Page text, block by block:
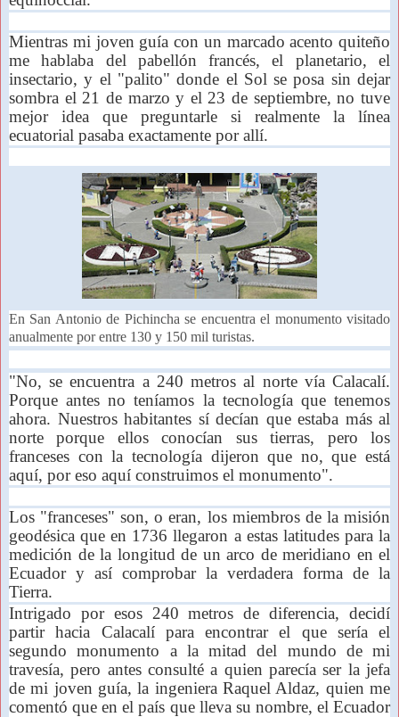
Mientras mi joven guía con un marcado acento quiteño
me hablaba del pabellón francés, el planetario, el
insectario, y el "palito" donde el Sol se posa sin dejar
sombra el 21 de marzo y el 23 de septiembre, no tuve
mejor idea que preguntarle si realmente la línea
ecuatorial pasaba exactamente por allí.
En San Antonio de Pichincha se encuentra el monumento visitado
anualmente por entre 130 y 150 mil turistas.
"No, se encuentra a 240 metros al norte vía Calacalí.
Porque antes no teníamos la tecnología que tenemos
ahora. Nuestros habitantes sí decían que estaba más al
norte porque ellos conocían sus tierras, pero los
franceses con la tecnología dijeron que no, que está
aquí, por eso aquí construimos el monumento".
Los "franceses" son, o eran, los miembros de la misión
geodésica que en 1736 llegaron a estas latitudes para la
medición de la longitud de un arco de meridiano en el
Ecuador y así comprobar la verdadera forma de la
Tierra.
Intrigado por esos 240 metros de diferencia, decidí
partir hacia Calacalí para encontrar el que sería el
segundo monumento a la mitad del mundo de mi
travesía, pero antes consulté a quien parecía ser la jefa
de mi joven guía, la ingeniera Raquel Aldaz, quien me
comentó que en el país que lleva su nombre, el Ecuador